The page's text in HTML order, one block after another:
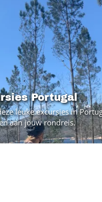
Portugal
leuke excursies in
aan jouw rondreis.